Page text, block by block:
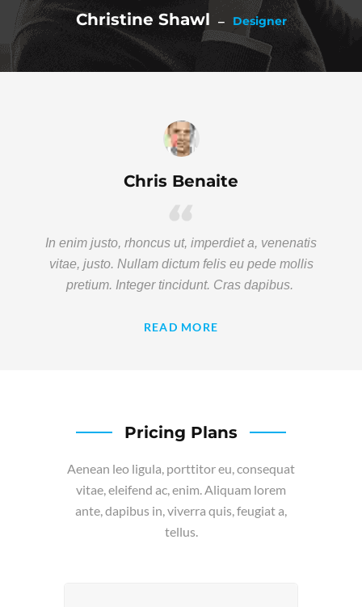
Christine Shawl Designer
Chris Benaite
In enim justo, rhoncus ut, imperdiet a, venenatis
vitae, justo. Nullam dictum felis eu pede mollis
pretium. Integer tincidunt. Cras dapibus.
READ MORE
Pricing Plans
Aenean leo ligula, porttitor eu, consequat
vitae, eleifend ac, enim. Aliquam lorem
ante, dapibus in, viverra quis, feugiat a,
tellus.